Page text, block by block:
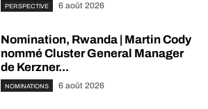
PERSPECTIVE 6 août 2026
Nomination, Rwanda | Martin Cody
nommé Cluster General Manager
de Kerzner...
NOMINATIONS 6 août 2026